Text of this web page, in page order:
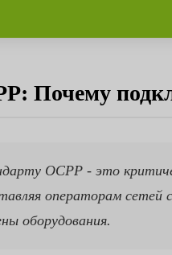
Почему
OCPP - это
операторам
оборудования.